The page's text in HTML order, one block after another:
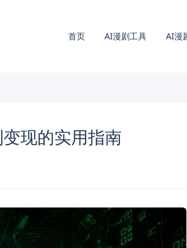
首页 AI漫剧工具 AI漫
现的实用指南